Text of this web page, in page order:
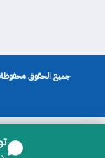
جميع الحقوق محفوظة 2026 © شركة روتكس للتجارة العامة والمقاولات | تصميم